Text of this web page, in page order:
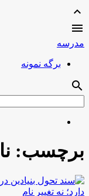
expand_less

مدرسه
برگه نمونه
search
برچسب: